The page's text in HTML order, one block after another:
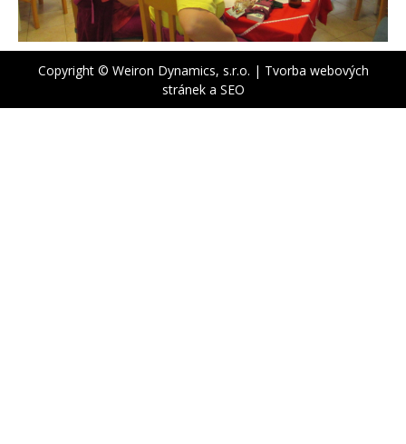
Copyright © Weiron Dynamics, s.r.o. | Tvorba webových
stráneka SEO